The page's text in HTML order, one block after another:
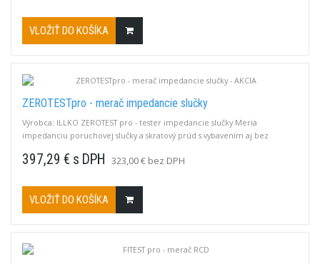
VLOŽIŤ DO KOŠÍKA
ZEROTESTpro - merač impedancie slučky
Výrobca: ILLKO ZEROTEST pro - tester impedancie slučky Meria
impedanciu poruchovej slučky a skratový prúd s vybavením aj bez
÷ 200 Ω
397,29 € s DPH 323,00 € bez DPH
VLOŽIŤ DO KOŠÍKA